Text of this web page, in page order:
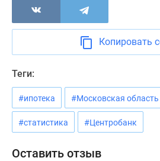
Мнение
эксперта
Экспертиза
новостроек
Эксперты
авторы
Копировать
Теги:
#ипотека #Московская область
#статистика #Центробанк
Оставить отзыв